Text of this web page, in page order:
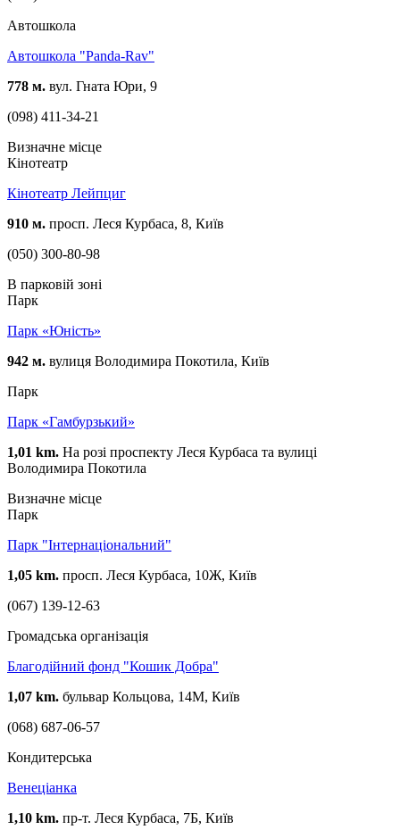
Автошкола
Автошкола "Panda-Rav"
778 м. вул. Гната Юри, 9
(098) 411-34-21
Визначне місце
Кінотеатр
Кінотеатр Лейпциг
910 м. просп. Леся Курбаса, 8, Київ
(050) 300-80-98
В парковій зоні
Парк
Парк «Юність»
942 м. вулиця Володимира Покотила, Київ
Парк
Парк «Гамбурзький»
1,01 km. На розі проспекту Леся Курбаса та вулиці
Володимира Покотила
Визначне місце
Парк
Парк "Інтернаціональний"
1,05 km. просп. Леся Курбаса, 10Ж, Київ
(067) 139-12-63
Громадська організація
Благодійний фонд "Кошик Добра"
1,07 km. бульвар Кольцова, 14М, Київ
(068) 687-06-57
Кондитерська
Венеціанка
1,10 km. пр-т. Леся Курбаса, 7Б, Київ